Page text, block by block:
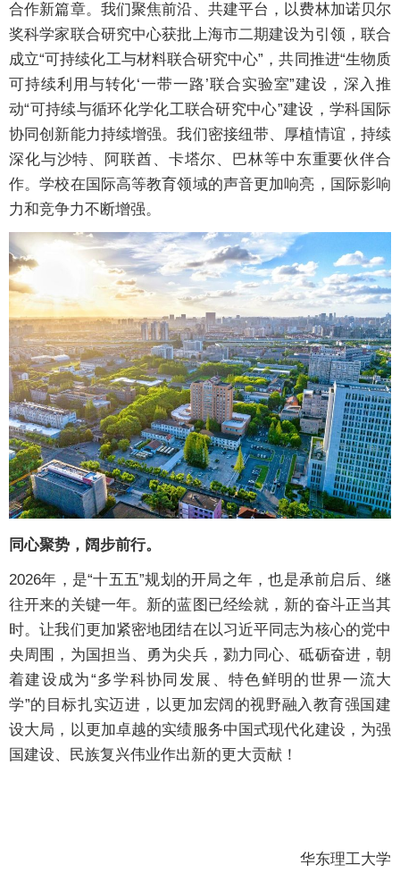
合作新篇章。我们聚焦前沿、共建平台，以费林加诺贝尔
奖科学家联合研究中心获批上海市二期建设为引领，联合
成立“可持续化工与材料联合研究中心”，共同推进“生物质
可持续利用与转化‘一带一路’联合实验室”建设，深入推
动“可持续与循环化学化工联合研究中心”建设，学科国际
协同创新能力持续增强。我们密接纽带、厚植情谊，持续
深化与沙特、阿联酋、卡塔尔、巴林等中东重要伙伴合
作。学校在国际高等教育领域的声音更加响亮，国际影响
力和竞争力不断增强。
同心聚势，阔步前行。
2026年，是“十五五”规划的开局之年，也是承前启后、继
往开来的关键一年。新的蓝图已经绘就，新的奋斗正当其
时。让我们更加紧密地团结在以习近平同志为核心的党中
央周围，为国担当、勇为尖兵，勠力同心、砥砺奋进，朝
着建设成为“多学科协同发展、特色鲜明的世界一流大
学”的目标扎实迈进，以更加宏阔的视野融入教育强国建
设大局，以更加卓越的实绩服务中国式现代化建设，为强
国建设、民族复兴伟业作出新的更大贡献！
华东理工大学